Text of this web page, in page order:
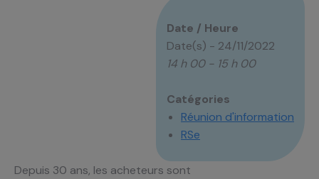
Date / Heure
Date(s) - 24/11/2022
14 h 00 - 15 h 00
Catégories
Réunion d'information
RSe
Depuis 30 ans, les acheteurs sont